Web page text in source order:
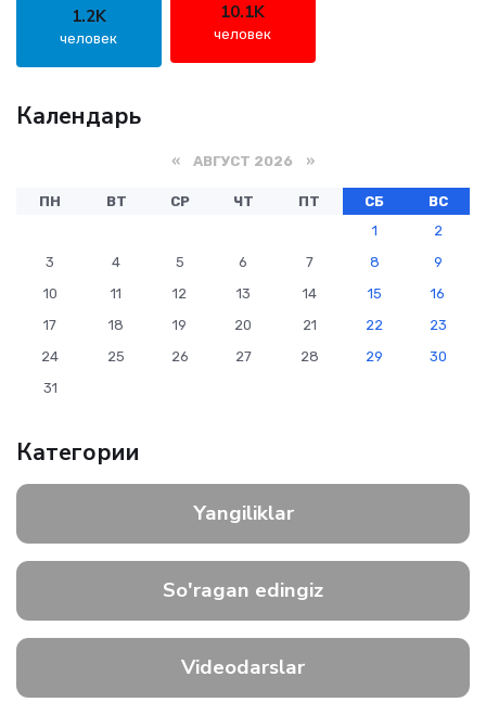
1.2K
человек
10.1K
человек
Календарь
« АВГУСТ 2026 »
ПН ВТ СР ЧТ ПТ СБ
ВС
1
2
3
4 5 6 7 8
9
10
11 12 13 14 15
16
17
18 19 20 21 22
23
24
25 26 27 28 29
30
31
Категории
Yangiliklar
So'ragan edingiz
Videodarslar